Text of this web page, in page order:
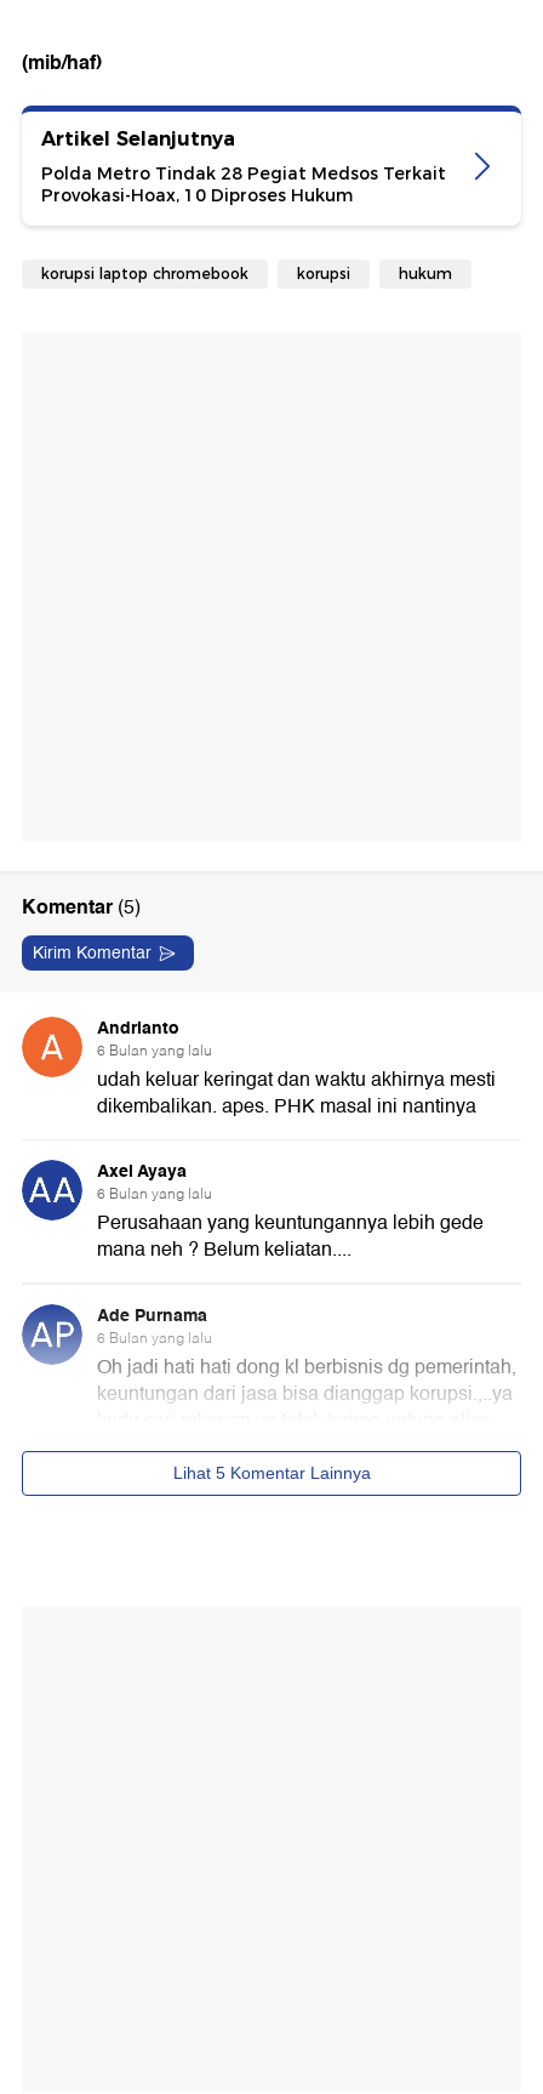
(mib/haf)
Artikel Selanjutnya
Polda Metro Tindak 28 Pegiat Medsos Terkait
Provokasi-Hoax, 10 Diproses Hukum
korupsi laptop chromebook korupsi hukum